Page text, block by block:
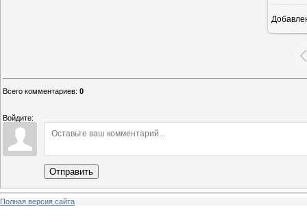
Всего комментариев: 0
Войдите:
Отправить
Полная версия сайта